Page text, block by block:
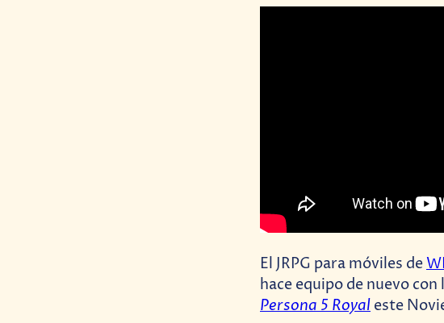
El JRPG para móviles de
hace equipo de nuevo con
Persona 5 Royal este